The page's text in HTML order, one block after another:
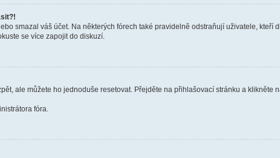
smazal váš účet. Na některých fórech také pravidelně odstraňují uživatele, kteří
se více zapojit do diskuzí.
ale můžete ho jednoduše resetovat. Přejděte na přihlašovací stránku a klikněte
fóra.